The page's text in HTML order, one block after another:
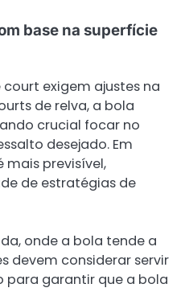
base na superfície
exigem ajustes na
de relva, a bola
crucial focar no
desejado. Em
mais previsível,
de estratégias de
onde a bola tende a
devem considerar servir
garantir que a bola